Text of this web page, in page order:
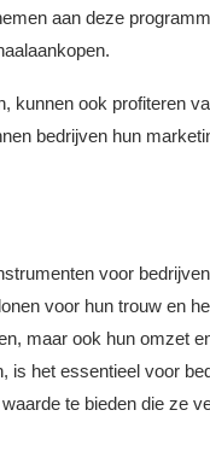
aan deze
kunnen ook profiteren
bedrijven hun
voor
voor hun trouw en
maar ook hun omzet
is het essentieel voor
te bieden die ze